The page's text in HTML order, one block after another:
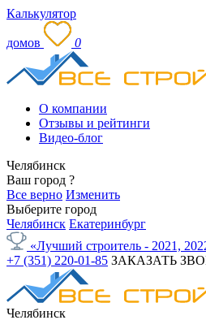
Калькулятор
домов 0
О компании
Отзывы и рейтинги
Видео-блог
Челябинск
Ваш город ?
Все верно Изменить
Выберите город
Челябинск Екатеринбург
«Лучший строитель - 2021,
+7 (351) 220-01-85 ЗАКАЗАТЬ
Челябинск